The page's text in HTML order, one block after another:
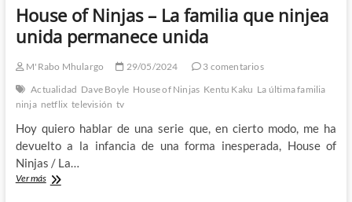
House of Ninjas – La familia que ninjea
unida permanece unida
M'Rabo Mhulargo 29/05/2024
3 comentarios
Actualidad Dave Boyle House of Ninjas Kentu Kaku La última familia
ninja netflix televisión tv
Hoy quiero hablar de una serie que, en cierto modo, me ha
devuelto a la infancia de una forma inesperada, House of
Ninjas / La…
Ver másHouse